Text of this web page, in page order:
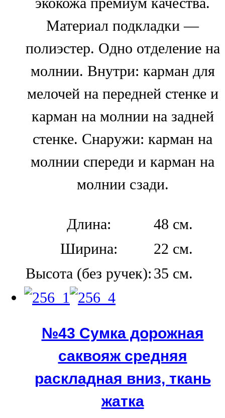
Материал подкладки —
полиэстер. Одно отделение на
молнии. Внутри: карман для
мелочей на передней стенке и
карман на молнии на задней
стенке. Снаружи: карман на
молнии спереди и карман на
молнии сзади.
Длина:
48 см.
Ширина:
22 см.
Высота (без ручек): 35 см.
№43 Сумка дорожная
саквояж средняя
раскладная вниз, ткань
жатка